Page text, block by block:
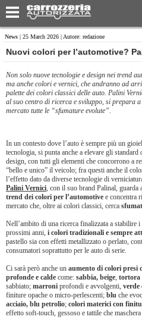
News | 25 March 2026 | Autore: redazione
Nuovi colori per l’automotive?
Non solo nuove tecnologie e design nei trend
ma anche colori e vernici, che andranno ad
palette dei colori classici delle auto. Palini
al suo centro di ricerca e sviluppo, si prepara
mercato tutte le “sfumature evolute”.
In un contesto dove l’auto è sempre più un
tecnologia, si punta anche a elevare gli standard
design, con tutti gli elementi che concorrono a
“bello e unico” il veicolo; fra questi anche il
l’effetto dato da diverse tecnologie di
Palini Vernici, con il suo brand Palinal, guarda
trend dei colori per l’automotive e concentra
mercato che, oltre ai colori classici, cerca
Nell’ambito di una ricerca finalizzata a stabilire i
prossimi anni, i colori tradizionali e sempre
pastello sia con effetti metallizzato o perlato,
consumatori soprattutto per le auto di serie.
Ci sarà però anche un aumento di colori presi
profonde e calde come: sabbia, beige, tortora
sabbiato; marroni profondi e avvolgenti, verde
finiture opache o micro-perlescenti; blu che
acciaio, blu petrolio; colori materici con
effetto soft-touch, gessoso e tattile che